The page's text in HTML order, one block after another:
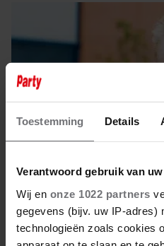
Toestemming Details
Verantwoord gebruik van
Wij en onze 1022 partners
gegevens (bijv. uw IP-adres)
technologieën zoals cookies
18 oktober 2025